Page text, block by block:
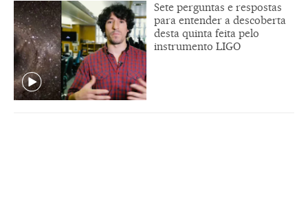
Sete perguntas e respostas
para entender a descoberta
desta quinta feita pelo
instrumento LIGO